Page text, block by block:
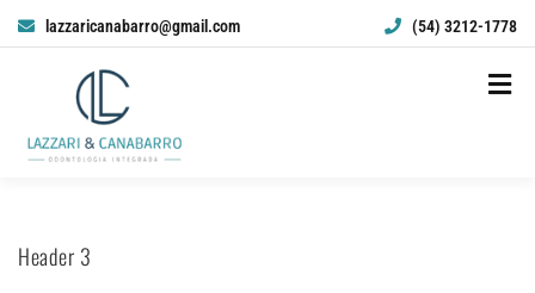
lazzaricanabarro@gmail.com (54) 3212-1778
Header 3